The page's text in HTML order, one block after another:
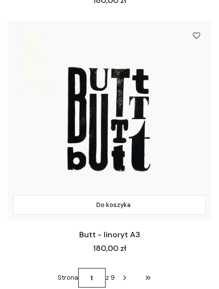
Do koszyka
Butt - linoryt A3
Cena
180,00 zł
Strona z 9 Przejdź do ostatniej